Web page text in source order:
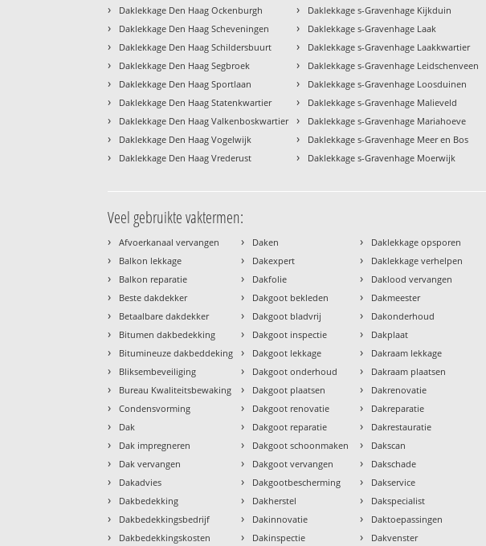
› Daklekkage Den Haag Ockenburgh
› Daklekkage Den Haag Scheveningen
› Daklekkage Den Haag Schildersbuurt
› Daklekkage Den Haag Segbroek
› Daklekkage Den Haag Sportlaan
› Daklekkage Den Haag Statenkwartier
› Daklekkage Den Haag Valkenboskwartier
› Daklekkage Den Haag Vogelwijk
› Daklekkage Den Haag Vrederust
› Daklekkage s-Gravenhage Kijkduin
› Daklekkage s-Gravenhage Laak
› Daklekkage s-Gravenhage Laakkwartier
› Daklekkage s-Gravenhage Leidschenveen
› Daklekkage s-Gravenhage Loosduinen
› Daklekkage s-Gravenhage Malieveld
› Daklekkage s-Gravenhage Mariahoeve
› Daklekkage s-Gravenhage Meer en Bos
› Daklekkage s-Gravenhage Moerwijk
Veel gebruikte vaktermen:
› Afvoerkanaal vervangen
› Balkon lekkage
› Balkon reparatie
› Beste dakdekker
› Betaalbare dakdekker
› Bitumen dakbedekking
› Bitumineuze dakbeddeking
› Bliksembeveiliging
› Bureau Kwaliteitsbewaking
› Condensvorming
› Dak
› Dak impregneren
› Dak vervangen
› Dakadvies
› Dakbedekking
› Dakbedekkingsbedrijf
› Dakbedekkingskosten
› Daken
› Dakexpert
› Dakfolie
› Dakgoot bekleden
› Dakgoot bladvrij
› Dakgoot inspectie
› Dakgoot lekkage
› Dakgoot onderhoud
› Dakgoot plaatsen
› Dakgoot renovatie
› Dakgoot reparatie
› Dakgoot schoonmaken
› Dakgoot vervangen
› Dakgootbescherming
› Dakherstel
› Dakinnovatie
› Dakinspectie
› Daklekkage opsporen
› Daklekkage verhelpen
› Daklood vervangen
› Dakmeester
› Dakonderhoud
› Dakplaat
› Dakraam lekkage
› Dakraam plaatsen
› Dakrenovatie
› Dakreparatie
› Dakrestauratie
› Dakscan
› Dakschade
› Dakservice
› Dakspecialist
› Daktoepassingen
› Dakvenster